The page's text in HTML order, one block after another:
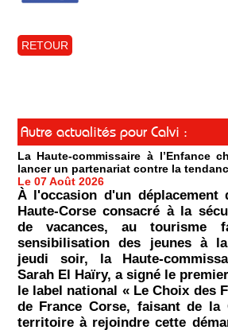
RETOUR
Autre actualités pour Calvi :
La Haute-commissaire à l’Enfance
lancer un partenariat contre la
Le 07 Août 2026
À l'occasion d'un déplacement
Haute-Corse consacré à la
de vacances, au
sensibilisation des jeunes à
jeudi soir, la Haute-
Sarah El Haïry, a signé le
le label national « Le Choix des
de France Corse, faisant de la
territoire à rejoindre cette